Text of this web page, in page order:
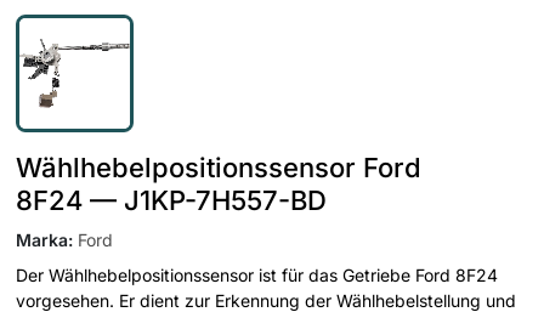
Wählhebelpositionssensor Ford
8F24 — J1KP-7H557-BD
Marka: Ford
Der Wählhebelpositionssensor ist für das Getriebe Ford 8F24
vorgesehen. Er dient zur Erkennung der Wählhebelstellung und